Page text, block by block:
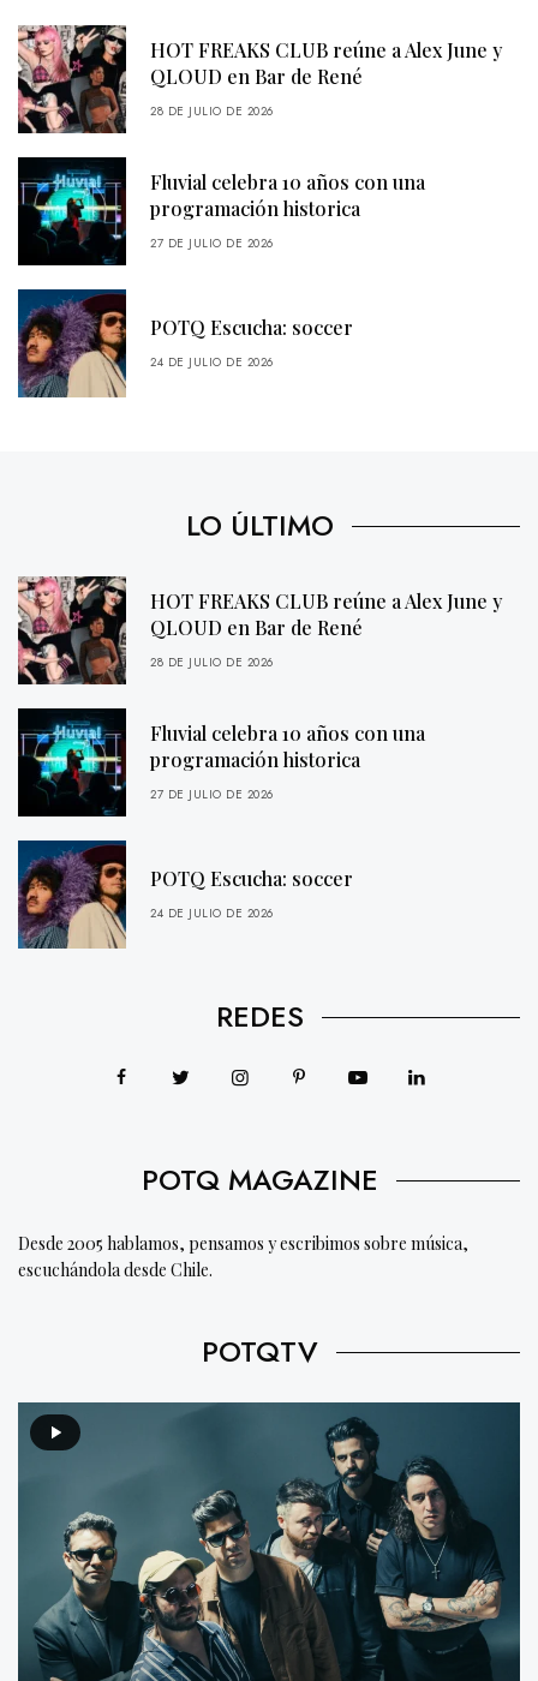
HOT FREAKS CLUB reúne a Alex June y
QLOUD en Bar de René
28 DE JULIO DE 2026
Fluvial celebra 10 años con una
programación historica
27 DE JULIO DE 2026
POTQ Escucha: soccer
24 DE JULIO DE 2026
LO ÚLTIMO
HOT FREAKS CLUB reúne a Alex June y
QLOUD en Bar de René
28 DE JULIO DE 2026
Fluvial celebra 10 años con una
programación historica
27 DE JULIO DE 2026
POTQ Escucha: soccer
24 DE JULIO DE 2026
REDES
POTQ MAGAZINE
Desde 2005 hablamos, pensamos y escribimos sobre música,
escuchándola desde Chile.
POTQTV